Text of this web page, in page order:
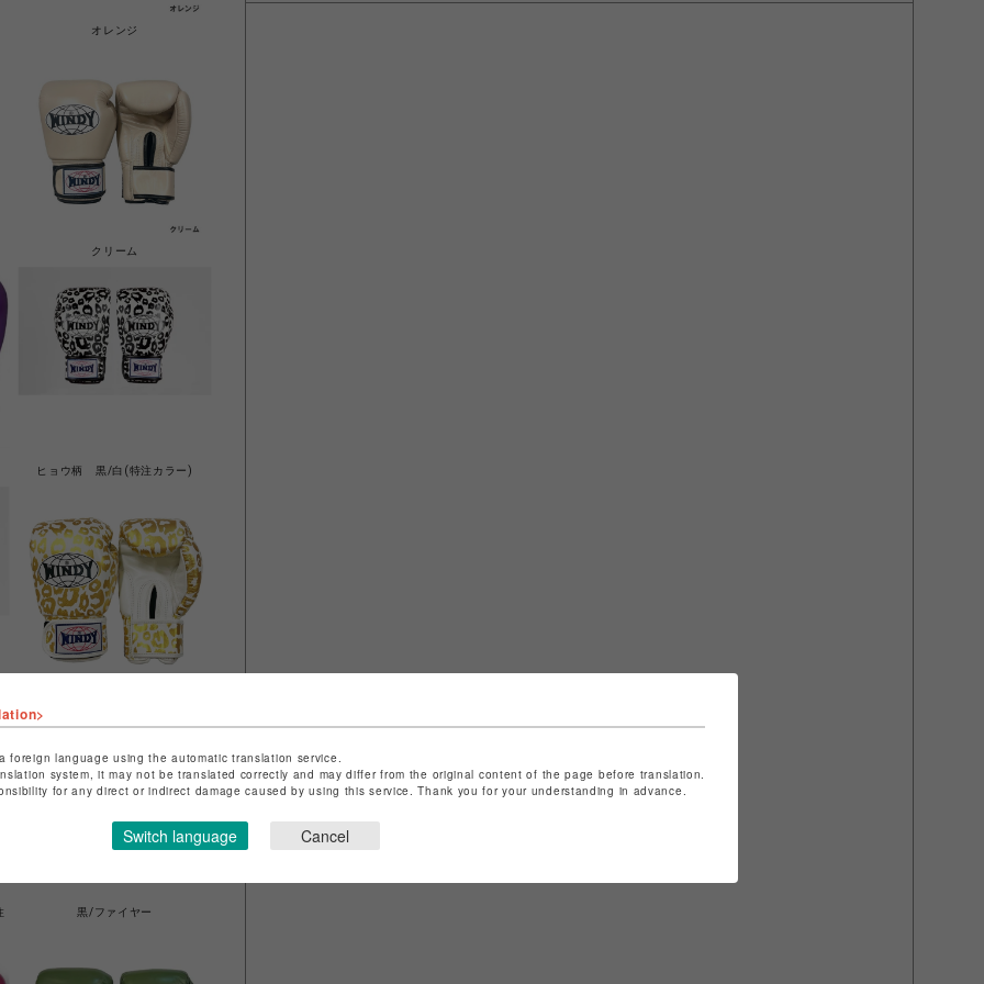
オレンジ
クリーム
ヒョウ柄 黒/白(特注カラー)
黒/ファイヤー
foreign language using the automatic translation service.
system, it may not be translated correctly and may differ from the original content of the page before translation.
for any direct or indirect damage caused by using this service. Thank you for your understanding in advance.
Switch language Cancel